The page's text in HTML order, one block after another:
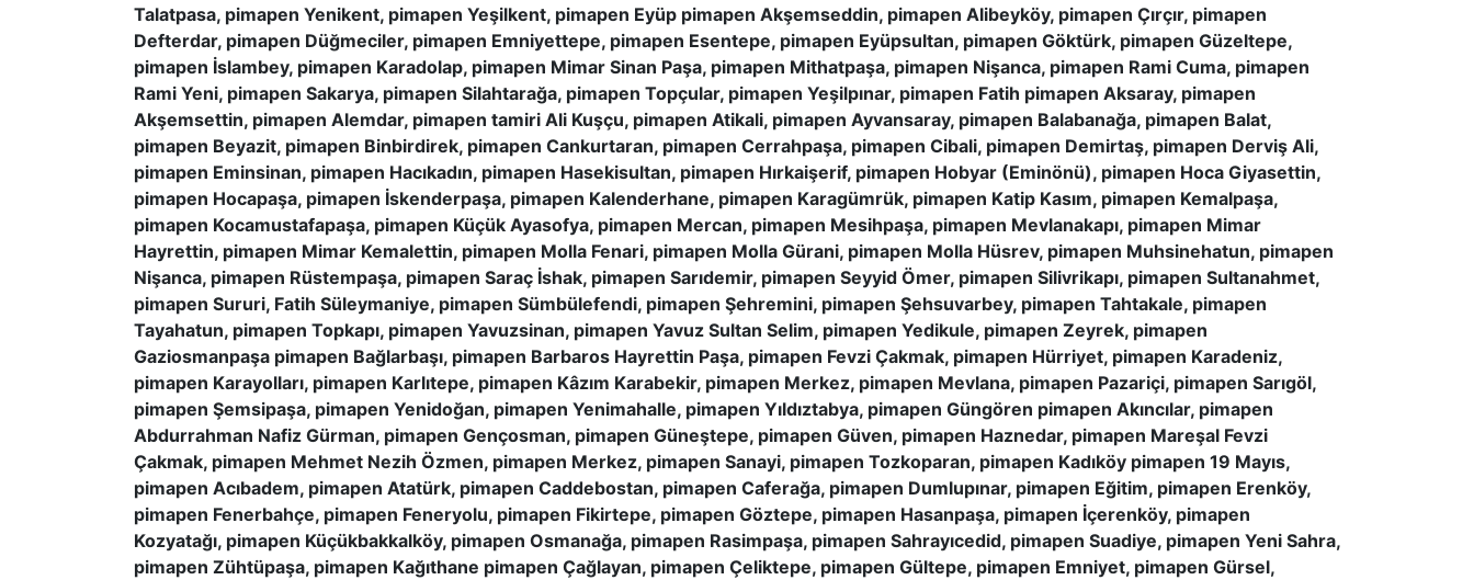
Talatpasa, pimapen Yenikent, pimapen Yeşilkent, pimapen Eyüp pimapen Akşemseddin, pimapen Alibeyköy, pimapen Çırçır, pimapen
Defterdar, pimapen Düğmeciler, pimapen Emniyettepe, pimapen Esentepe, pimapen Eyüpsultan, pimapen Göktürk, pimapen Güzeltepe,
pimapen İslambey, pimapen Karadolap, pimapen Mimar Sinan Paşa, pimapen Mithatpaşa, pimapen Nişanca, pimapen Rami Cuma, pimapen
Rami Yeni, pimapen Sakarya, pimapen Silahtarağa, pimapen Topçular, pimapen Yeşilpınar, pimapen Fatih pimapen Aksaray, pimapen
Akşemsettin, pimapen Alemdar, pimapen tamiri Ali Kuşçu, pimapen Atikali, pimapen Ayvansaray, pimapen Balabanağa, pimapen Balat,
pimapen Beyazit, pimapen Binbirdirek, pimapen Cankurtaran, pimapen Cerrahpaşa, pimapen Cibali, pimapen Demirtaş, pimapen Derviş Ali,
pimapen Eminsinan, pimapen Hacıkadın, pimapen Hasekisultan, pimapen Hırkaişerif, pimapen Hobyar (Eminönü), pimapen Hoca Giyasettin,
pimapen Hocapaşa, pimapen İskenderpaşa, pimapen Kalenderhane, pimapen Karagümrük, pimapen Katip Kasım, pimapen Kemalpaşa,
pimapen Kocamustafapaşa, pimapen Küçük Ayasofya, pimapen Mercan, pimapen Mesihpaşa, pimapen Mevlanakapı, pimapen Mimar
Hayrettin, pimapen Mimar Kemalettin, pimapen Molla Fenari, pimapen Molla Gürani, pimapen Molla Hüsrev, pimapen Muhsinehatun, pimapen
Nişanca, pimapen Rüstempaşa, pimapen Saraç İshak, pimapen Sarıdemir, pimapen Seyyid Ömer, pimapen Silivrikapı, pimapen Sultanahmet,
pimapen Sururi, Fatih Süleymaniye, pimapen Sümbülefendi, pimapen Şehremini, pimapen Şehsuvarbey, pimapen Tahtakale, pimapen
Tayahatun, pimapen Topkapı, pimapen Yavuzsinan, pimapen Yavuz Sultan Selim, pimapen Yedikule, pimapen Zeyrek, pimapen
Gaziosmanpaşa pimapen Bağlarbaşı, pimapen Barbaros Hayrettin Paşa, pimapen Fevzi Çakmak, pimapen Hürriyet, pimapen Karadeniz,
pimapen Karayolları, pimapen Karlıtepe, pimapen Kâzım Karabekir, pimapen Merkez, pimapen Mevlana, pimapen Pazariçi, pimapen Sarıgöl,
pimapen Şemsipaşa, pimapen Yenidoğan, pimapen Yenimahalle, pimapen Yıldıztabya, pimapen Güngören pimapen Akıncılar, pimapen
Abdurrahman Nafiz Gürman, pimapen Gençosman, pimapen Güneştepe, pimapen Güven, pimapen Haznedar, pimapen Mareşal Fevzi
Çakmak, pimapen Mehmet Nezih Özmen, pimapen Merkez, pimapen Sanayi, pimapen Tozkoparan, pimapen Kadıköy pimapen 19 Mayıs,
pimapen Acıbadem, pimapen Atatürk, pimapen Caddebostan, pimapen Caferağa, pimapen Dumlupınar, pimapen Eğitim, pimapen Erenköy,
pimapen Fenerbahçe, pimapen Feneryolu, pimapen Fikirtepe, pimapen Göztepe, pimapen Hasanpaşa, pimapen İçerenköy, pimapen
Kozyatağı, pimapen Küçükbakkalköy, pimapen Osmanağa, pimapen Rasimpaşa, pimapen Sahrayıcedid, pimapen Suadiye, pimapen Yeni Sahra,
pimapen Zühtüpaşa, pimapen Kağıthane pimapen Çağlayan, pimapen Çeliktepe, pimapen Gültepe, pimapen Emniyet, pimapen Gürsel,